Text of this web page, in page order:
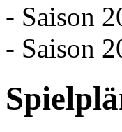
- Saison
- Saison